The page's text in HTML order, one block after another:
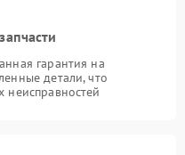
гарантия на
детали, что
неисправностей